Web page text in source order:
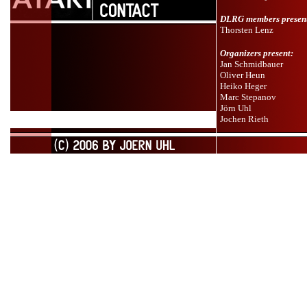
DLRG members
Thorsten Lenz
Organizers present:
Jan Schmidbauer
Oliver Heun
Heiko Heger
Marc Stepanov
Jörn Uhl
Jochen Rieth